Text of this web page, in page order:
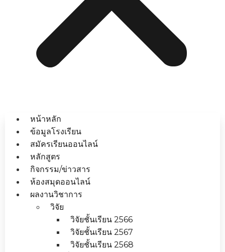
หน้าหลัก
ข้อมูลโรงเรียน
สมัครเรียนออนไลน์
หลักสูตร
กิจกรรม/ข่าวสาร
ห้องสมุดออนไลน์
ผลงานวิชาการ
วิจัย
วิจัยชั้นเรียน 2566
วิจัยชั้นเรียน 2567
วิจัยชั้นเรียน 2568